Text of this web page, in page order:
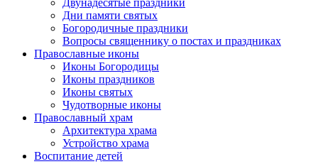
Дни памяти святых
Богородичные праздники
Вопросы священнику о постах и праздниках
Православные иконы
Иконы Богородицы
Иконы праздников
Иконы святых
Чудотворные иконы
Православный храм
Архитектура храма
Устройство храма
Воспитание детей